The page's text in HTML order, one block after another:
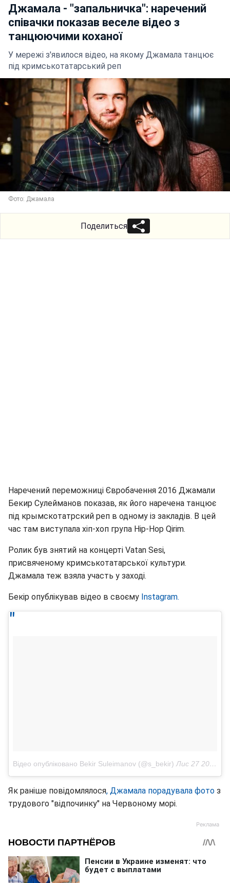
Джамала - "запальничка": наречений
співачки показав веселе відео з
танцюючими коханої
У мережі з'явилося відео, на якому Джамала танцює
під кримськотатарський реп
Фото: Джамала
Поделиться
Наречений переможниці Євробачення 2016 Джамали
Бекир Сулейманов показав, як його наречена танцює
під крымскотатрский реп в одному із закладів. В цей
час там виступала хіп-хоп група Hip-Hop Qirim.
Ролик був знятий на концерті Vatan Sesi,
присвяченому кримськотатарської культури.
Джамала теж взяла участь у заході.
Бекір опублікував відео в своєму Instagram.
Відео опубліковано Bekir Suleimanov (@s_bekir) Лис 27 2016 в 1:30 PST
Як раніше повідомлялося, Джамала порадувала фото з
трудового "відпочинку" на Червоному морі.